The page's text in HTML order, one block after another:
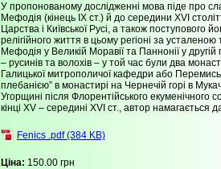
У пропонованому дослідженні мова піде про
Мефодія (кінець ІХ ст.) й до середини XVI
Царства і Київської Русі, а також поступового
релігійного життя в цьому регіоні за
Мефодія у Великій Моравії та Паннонії у
– русинів та волохів – у той час були два
Галицької митрополичої кафедри або
плебанією” в монастирі на Чернечій горі в
Угорщині після Флорентійського екуменічного
кінці XV – середині XVI ст., автор намагається
Fenics .pdf (384 KB)
Ціна: 150.00 грн